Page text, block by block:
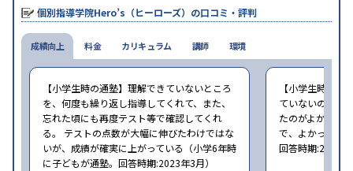
個別指導学院Hero’s（ヒーローズ）の口コミ・評判
成績向上
【小学生時の通塾】理解できていないところ
を、何度も繰り返し指導してくれて、また、
忘れた頃にも再度テスト等で確認してくれ
る。 テストの点数が大幅に伸びたわけではな
いが、成績が確実に上がっている（小学6年時
に子どもが通塾。回答時期:2023年3月）
【小学生時の通
ていないので、
たのがよかった
で、よかった（
回答時期:2023
料金 カリキュラム 講師 環境